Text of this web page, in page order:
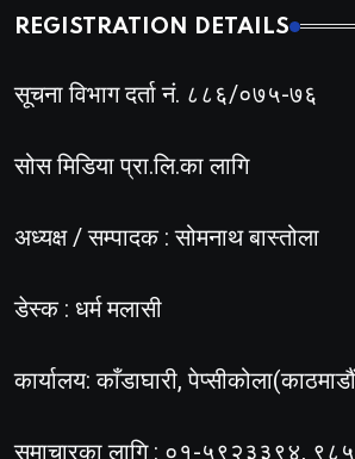
REGISTRATION DETAILS
सूचना विभाग दर्ता नं. ८८६/०७५-७६
सोस मिडिया प्रा.लि.का लागि
अध्यक्ष / सम्पादक : सोमनाथ बास्तोला
डेस्क : धर्म मलासी
कार्यालय: काँडाघारी,
समाचारका लागि : ०१-५९२३३९४,